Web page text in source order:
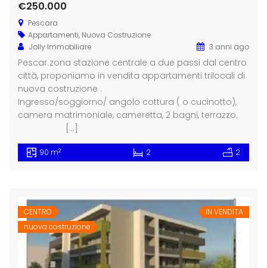
€250.000
Pescara
Appartamenti, Nuova Costruzione
Jolly Immobiliare
3 anni ago
Pescar zona stazione centrale a due passi dal centro
città, proponiamo in vendita appartamenti trilocali di
nuova costruzione .
Ingresso/soggiorno/ angolo cottura ( o cucinotto),
camera matrimoniale, cameretta, 2 bagni, terrazzo.
[…]
90 m2 2 2
CENTRO
nuova costruzione
IN VENDITA